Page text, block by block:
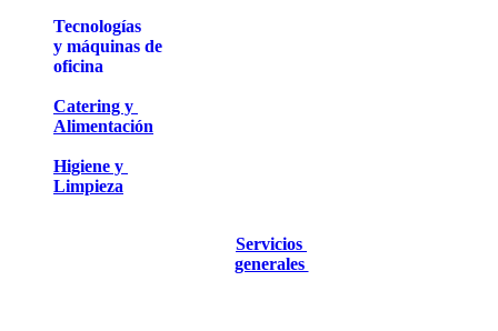
Tecnologías
y máquinas de
oficina
Catering y
Alimentación
Higiene y
Limpieza
Servicios
generales